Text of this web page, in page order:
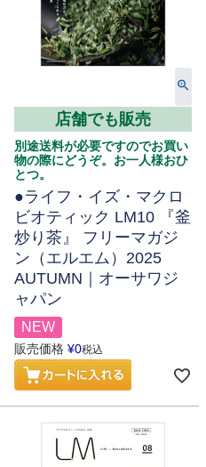
店舗でも販売
別途送料が必要ですのでお買い
物の際にどうぞ。お一人様おひ
とつ。
●ライフ・イズ・マクロ
ビオティック LM10 『釜
炒り茶』 フリーマガジ
ン（エルエム）2025
AUTUMN｜オーサワジ
ャパン
NEW
販売価格 ¥0税込